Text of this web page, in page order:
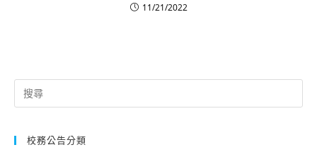
11/21/2022
Search
for:
校務公告分類